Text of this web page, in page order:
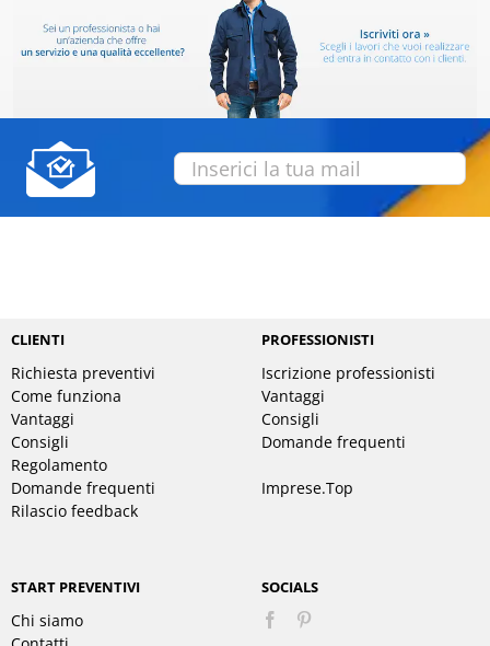
CLIENTI
Richiesta preventivi
Come funziona
Vantaggi
Consigli
Regolamento
Domande frequenti
Rilascio feedback
PROFESSIONISTI
Iscrizione professionisti
Vantaggi
Consigli
Domande frequenti
Imprese.Top
START PREVENTIVI
Chi siamo
SOCIALS